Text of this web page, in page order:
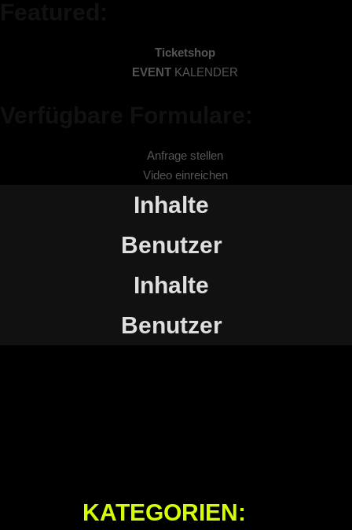
Ticketshop
EVENT KALENDER
Anfrage stellen
Video einreichen
Inhalte
Benutzer
Inhalte
Benutzer
KATEGORIEN: